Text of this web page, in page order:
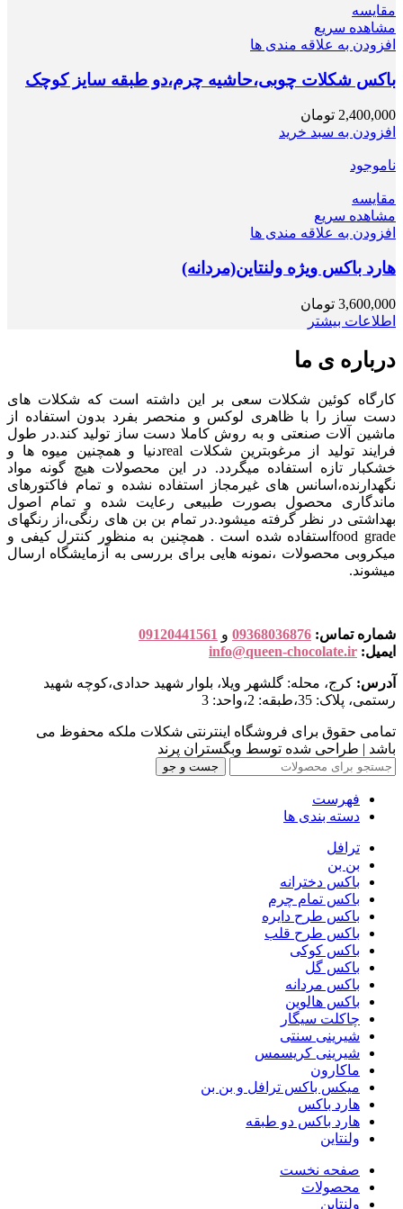
مقایسه
مشاهده سریع
افزودن به علاقه مندی ها
باکس شکلات چوبی،حاشیه چرم،دو طبقه سایز کوچک
2,400,000 تومان
افزودن به سبد خرید
ناموجود
مقایسه
مشاهده سریع
افزودن به علاقه مندی ها
هارد باکس ویژه ولنتاین(مردانه)
3,600,000 تومان
اطلاعات بیشتر
درباره ی ما
کارگاه کوئین شکلات سعی بر این داشته است که شکلات های
دست ساز را با ظاهری لوکس و منحصر بفرد بدون استفاده از
ماشین آلات صنعتی و به روش کاملا دست ساز تولید کند.در طول
فرایند تولید از مرغوبترین شکلات realدنیا و همچنین میوه ها و
خشکبار تازه استفاده میگردد. در این محصولات هیچ گونه مواد
نگهدارنده،اسانس های غیرمجاز استفاده نشده و تمام فاکتورهای
ماندگاری محصول بصورت طبیعی رعایت شده و تمام اصول
بهداشتی در نظر گرفته میشود.در تمام بن بن های رنگی،از رنگهای
food gradeاستفاده شده است . همچنین به منظور کنترل کیفی و
میکروبی محصولات ،نمونه هایی برای بررسی به آزمایشگاه ارسال
میشوند.
شماره تماس: 09368036876 و 09120441561
ایمیل: info@queen-chocolate.ir
آدرس: کرج، محله: گلشهر ویلا، بلوار شهید حدادی،کوچه شهید
رستمی، پلاک: 35،طبقه: 2،واحد: 3
تمامی حقوق برای فروشگاه اینترنتی شکلات ملکه محفوظ می
باشد | طراحی شده توسط وبگستران پرند
جست و جو
فهرست
دسته بندی ها
ترافل
بن بن
باکس دخترانه
باکس تمام چرم
باکس طرح دایره
باکس طرح قلب
باکس کوکی
باکس گل
باکس مردانه
باکس هالوین
چاکلت سیگار
شیرینی سنتی
شیرینی کریسمس
ماکارون
میکس باکس ترافل و بن بن
هارد باکس
هارد باکس دو طبقه
ولنتاین
صفحه نخست
محصولات
ولنتاین